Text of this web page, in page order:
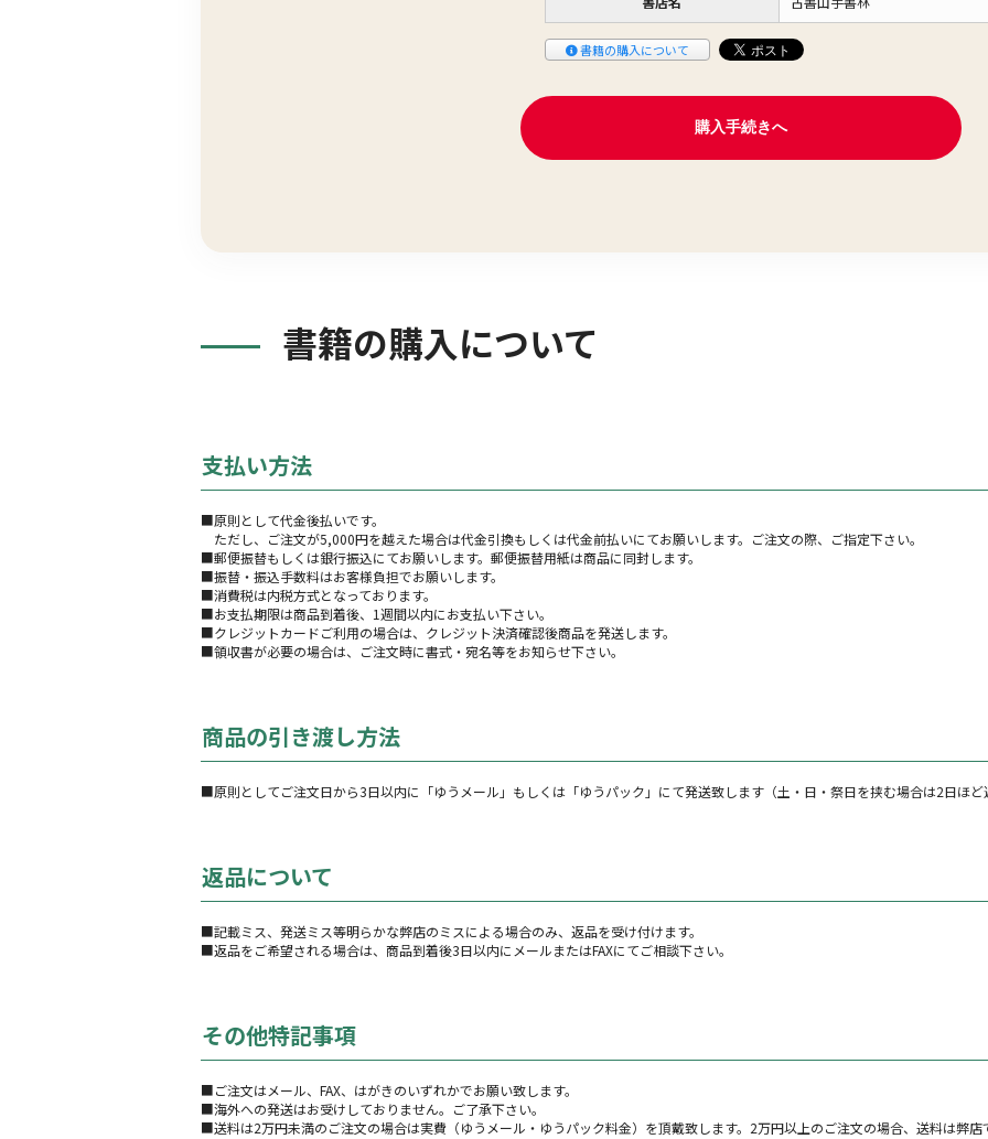
書籍の購入について
書籍の購入について
支払い方法
■原則として代金後払いです。
ただし、ご注文が5,000円を越えた場合は代金引換もしくは代金前払いにてお願いします。ご注文の際、ご指定下さい。
■郵便振替もしくは銀行振込にてお願いします。郵便振替用紙は商品に同封します。
■振替・振込手数料はお客様負担でお願いします。
■消費税は内税方式となっております。
■お支払期限は商品到着後、1週間以内にお支払い下さい。
■クレジットカードご利用の場合は、クレジット決済確認後商品を発送します。
■領収書が必要の場合は、ご注文時に書式・宛名等をお知らせ下さい。
商品の引き渡し方法
■原則としてご注文日から3日以内に「ゆうメール」もしくは「ゆうパック」にて発送致します（土・日・祭日を挟む場合は2日ほど
返品について
■記載ミス、発送ミス等明らかな弊店のミスによる場合のみ、返品を受け付けます。
■返品をご希望される場合は、商品到着後3日以内にメールまたはFAXにてご相談下さい。
その他特記事項
■ご注文はメール、FAX、はがきのいずれかでお願い致します。
■海外への発送はお受けしておりません。ご了承下さい。
■送料は2万円未満のご注文の場合は実費（ゆうメール・ゆうパック料金）を頂戴致します。2万円以上のご注文の場合、送料は弊店